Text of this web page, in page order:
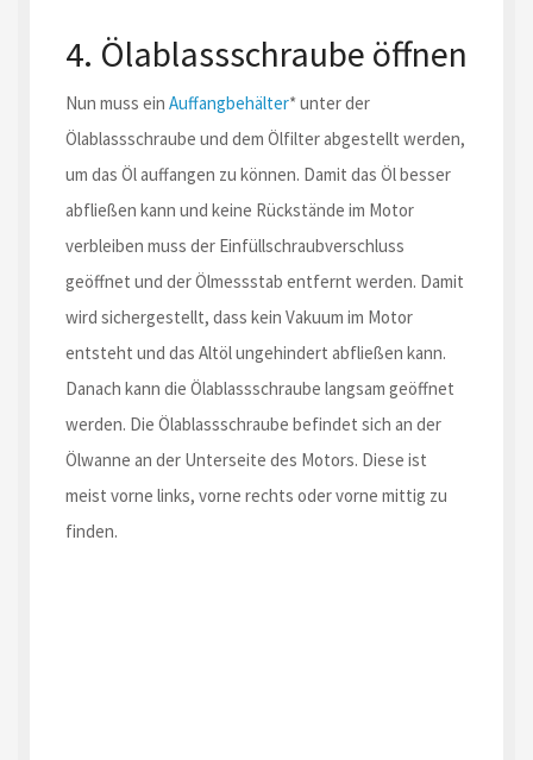
4. Ölablassschraube öffnen
Nun muss ein Auffangbehälter* unter der
Ölablassschraube und dem Ölfilter abgestellt werden,
um das Öl auffangen zu können. Damit das Öl besser
abfließen kann und keine Rückstände im Motor
verbleiben muss der Einfüllschraubverschluss
geöffnet und der Ölmessstab entfernt werden. Damit
wird sichergestellt, dass kein Vakuum im Motor
entsteht und das Altöl ungehindert abfließen kann.
Danach kann die Ölablassschraube langsam geöffnet
werden. Die Ölablassschraube befindet sich an der
Ölwanne an der Unterseite des Motors. Diese ist
meist vorne links, vorne rechts oder vorne mittig zu
finden.